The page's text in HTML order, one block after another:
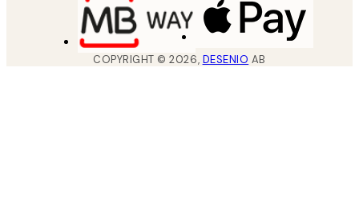
COPYRIGHT ©2026, DESENIO AB